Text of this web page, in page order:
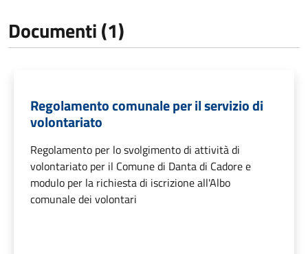
Documenti (1)
Regolamento comunale per il servizio di
volontariato
Regolamento per lo svolgimento di attività di
volontariato per il Comune di Danta di Cadore e
modulo per la richiesta di iscrizione all'Albo
comunale dei volontari